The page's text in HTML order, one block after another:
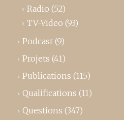
Radio (52)
TV-Video (93)
Podcast (9)
Projets (41)
Publications (115)
Qualifications (11)
Questions (347)